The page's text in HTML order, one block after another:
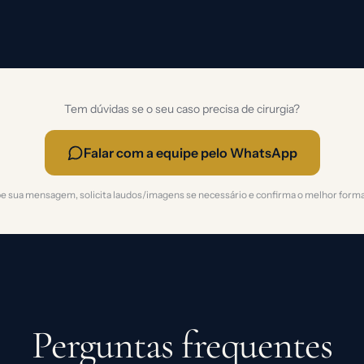
Tem dúvidas se o seu caso precisa de cirurgia?
Falar com a equipe pelo WhatsApp
sua mensagem, solicita laudos/imagens se necessário e confirma o melhor
Perguntas frequentes